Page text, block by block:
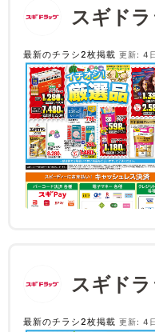
スギド
最新のチラシ2枚掲載 更新: 4
スギド
最新のチラシ2枚掲載 更新: 4